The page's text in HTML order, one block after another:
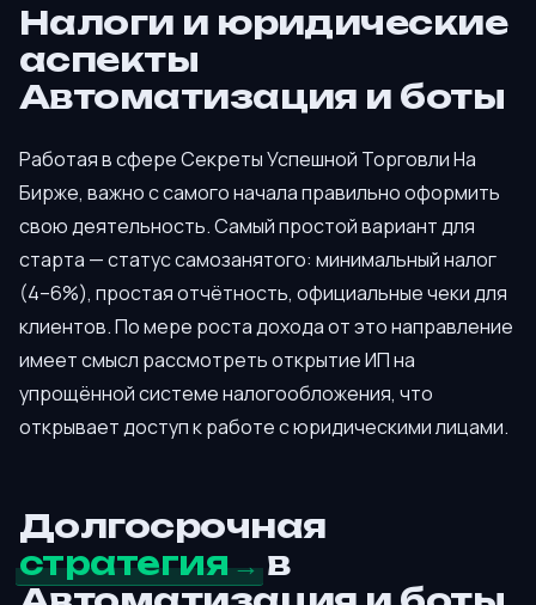
Налоги и юридические
аспекты
Автоматизация и боты
Работая в сфере Секреты Успешной Торговли На
Бирже, важно с самого начала правильно оформить
свою деятельность. Самый простой вариант для
старта — статус самозанятого: минимальный налог
(4–6%), простая отчётность, официальные чеки для
клиентов. По мере роста дохода от это направление
имеет смысл рассмотреть открытие ИП на
упрощённой системе налогообложения, что
открывает доступ к работе с юридическими лицами.
Долгосрочная
стратегия
в